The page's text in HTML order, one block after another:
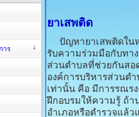
ยาเสพติด
ปัญหายาเสพติดในห
รับความร่วมมือกับทา
ส่วนตำบลที่ช่วยกันสอ
องค์การบริหารส่วนต
เท่านั้น คือ มีการรณร
ฝึกอบรมให้ความรู้ ถ้า
อำเภอหรือตำรวจแล้
าร